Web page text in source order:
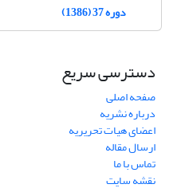
دوره 37 (1386)
دسترسی سریع
صفحه اصلی
درباره نشریه
اعضای هیات تحریریه
ارسال مقاله
تماس با ما
نقشه سایت